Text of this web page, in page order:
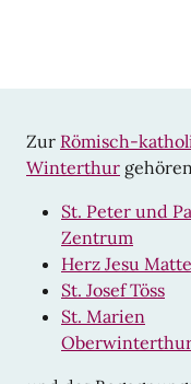
Zur Römisch-
Winterthur
St. Peter und
Zentrum
Herz Jesu
St. Josef Töss
St. Marien